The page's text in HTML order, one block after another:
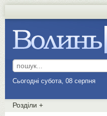
Сьогодні субота, 08 серпня
Розділи +